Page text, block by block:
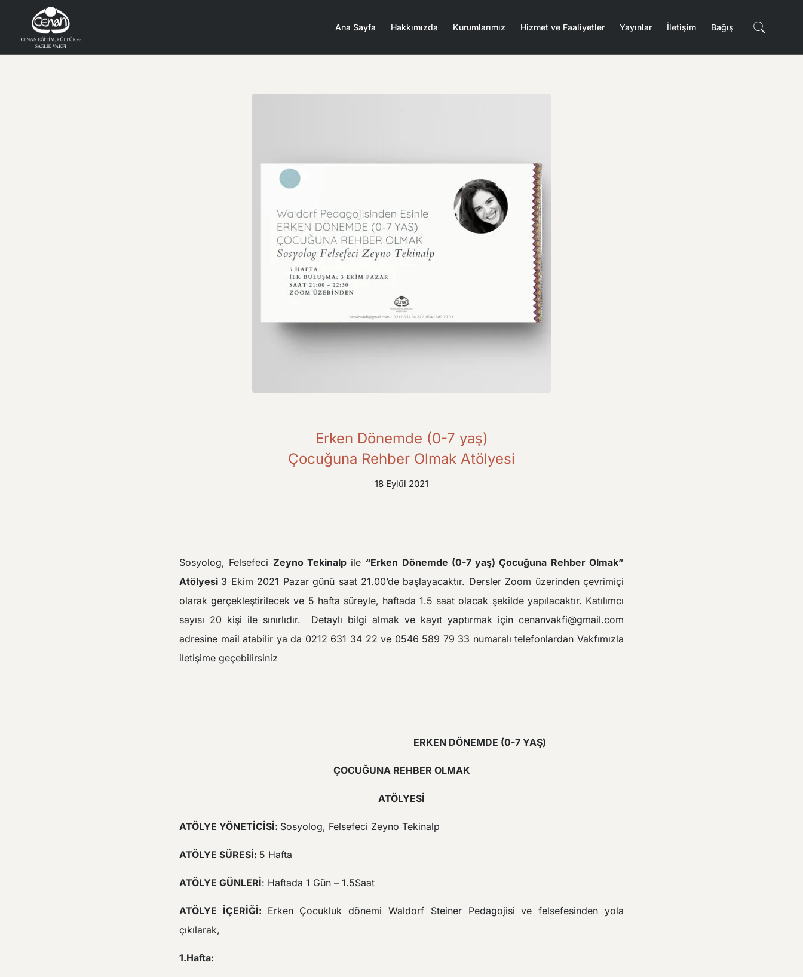
Ana Sayfa Hakkımızda Kurumlarımız Hizmet ve Faaliyetler Yayınlar İletişim Bağış
Erken Dönemde (0-7 yaş)
Çocuğuna Rehber Olmak Atölyesi
18 Eylül 2021
Sosyolog, Felsefeci Zeyno Tekinalpile “Erken Dönemde (0-7 yaş) Çocuğuna Rehber Olmak”
Atölyesi 3 Ekim 2021 Pazar günü saat 21.00’de başlayacaktır. Dersler Zoom üzerinden çevrimiçi
olarak gerçekleştirilecek ve 5 hafta süreyle, haftada 1.5 saat olacak şekilde yapılacaktır. Katılımcı
sayısı 20 kişi ile sınırlıdır.
Detaylı bilgi almak ve kayıt yaptırmak için cenanvakfi@gmail.com
adresine mail atabilir ya da 0212 631 34 22 ve 0546 589 79 33 numaralı telefonlardan Vakfımızla
iletişime geçebilirsiniz
ERKEN DÖNEMDE (0-7 YAŞ)
ÇOCUĞUNA REHBER OLMAK
ATÖLYESİ
ATÖLYE YÖNETİCİSİ: Sosyolog, Felsefeci Zeyno Tekinalp
ATÖLYE SÜRESİ: 5 Hafta
ATÖLYE GÜNLERİ: Haftada 1 Gün – 1.5Saat
ATÖLYE İÇERİĞİ: Erken Çocukluk dönemi Waldorf Steiner Pedagojisi ve felsefesinden yola
çıkılarak,
1.Hafta: